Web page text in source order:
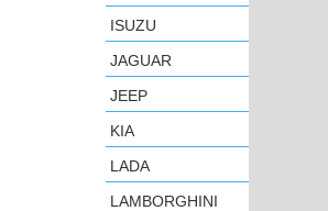
ISUZU
JAGUAR
JEEP
KIA
LADA
LAMBORGHINI